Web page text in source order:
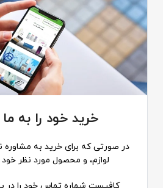
خرید خود را به
در صورتی که برای خرید به مشاوره
لوازم، و محصول مورد نظر خود